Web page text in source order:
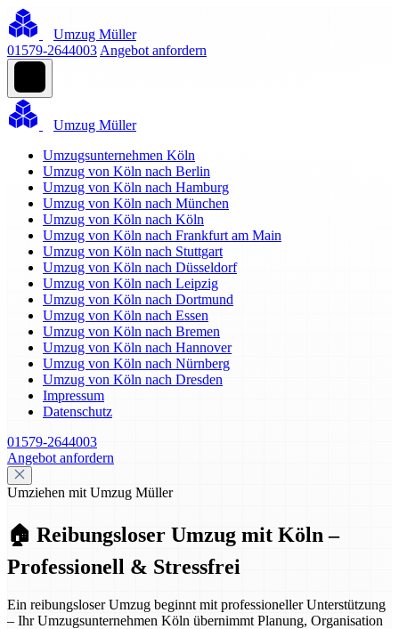
Umzug Müller
01579-2644003 Angebot anfordern
Umzug Müller
Umzugsunternehmen Köln
Umzug von Köln nach Berlin
Umzug von Köln nach Hamburg
Umzug von Köln nach München
Umzug von Köln nach Köln
Umzug von Köln nach Frankfurt am Main
Umzug von Köln nach Stuttgart
Umzug von Köln nach Düsseldorf
Umzug von Köln nach Leipzig
Umzug von Köln nach Dortmund
Umzug von Köln nach Essen
Umzug von Köln nach Bremen
Umzug von Köln nach Hannover
Umzug von Köln nach Nürnberg
Umzug von Köln nach Dresden
Impressum
Datenschutz
01579-2644003
Angebot anfordern
Umziehen mit Umzug Müller
🏠 Reibungsloser Umzug mit Köln –
Professionell & Stressfrei
Ein reibungsloser Umzug beginnt mit professioneller Unterstützung
– Ihr Umzugsunternehmen Köln übernimmt Planung, Organisation